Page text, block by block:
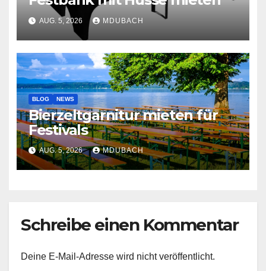
AUG. 5, 2026 MDUBACH
BLOG NEWS
Bierzeltgarnitur mieten für
Festivals
AUG. 5, 2026 MDUBACH
Schreibe einen Kommentar
Deine E-Mail-Adresse wird nicht veröffentlicht.